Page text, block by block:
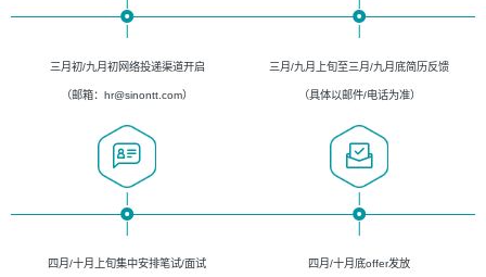
三月初/九月初网络投递渠道开启
（邮箱：hr@sinontt.com）
三月/九月上旬至三月/九月底简历反馈
（具体以邮件/电话为准）
四月/十月上旬集中安排笔试/面试 四月/十月底offer发放